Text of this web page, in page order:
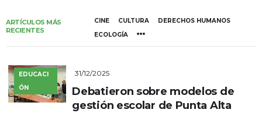
ARTÍCULOS MÁS
RECIENTES
CINE CULTURA
DERECHOS HUMANOS
ECOLOGÍA
EDUCACI
ÓN
31/12/2025
Debatieron sobre modelos de
gestión escolar de Punta Alta